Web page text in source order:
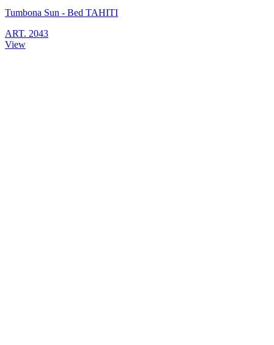
Tumbona Sun - Bed TAHITI
ART. 2043
View